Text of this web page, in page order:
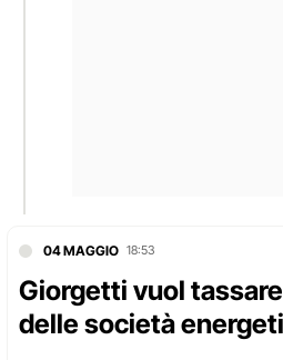
04 MAGGIO 18:53
Giorgetti vuol
delle società